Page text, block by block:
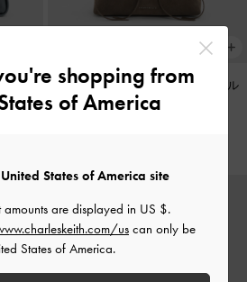
ッグ
Reese リース ルーシュド ボウ ショル
ダーバッグ-ストーングレー
shopping from
of America
States of America site
amounts are displayed in US $.
uscan only be
States of America.